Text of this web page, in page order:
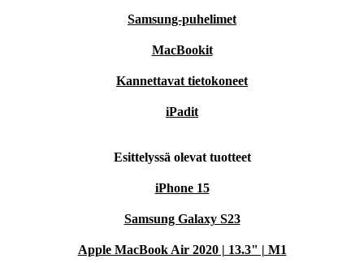
Samsung-puhelimet
MacBookit
Kannettavat tietokoneet
iPadit
Esittelyssä olevat tuotteet
iPhone 15
Samsung Galaxy S23
Apple MacBook Air 2020 | 13.3" | M1